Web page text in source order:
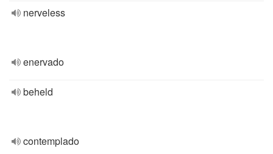
nerveless
enervado
beheld
contemplado